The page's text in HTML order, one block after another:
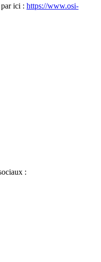
ici : https://www.osi-
: